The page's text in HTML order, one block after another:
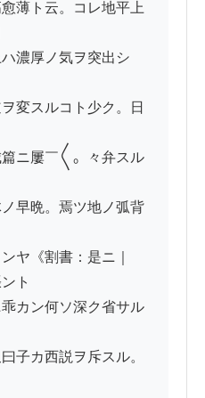
薄ト云。コレ地平上
濃厚ノ気ヲ突出シ
変スルコト少ク。日
ニ屢￣〱。々弁スル
早晩。焉ツ地ノ弧背
ヤ《割書：是ニ｜
ト
カン何ソ深ク省サル
子カ西説ヲ斥スル。